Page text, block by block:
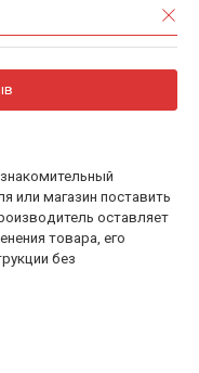
или магазин поставить
оставляет
товара, его
без